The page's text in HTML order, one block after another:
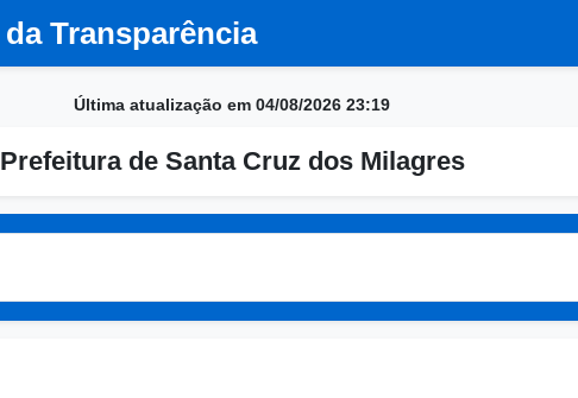
Transparência
Última atualização em 04/08/2026 23:19
Prefeitura de Santa Cruz dos Milagres